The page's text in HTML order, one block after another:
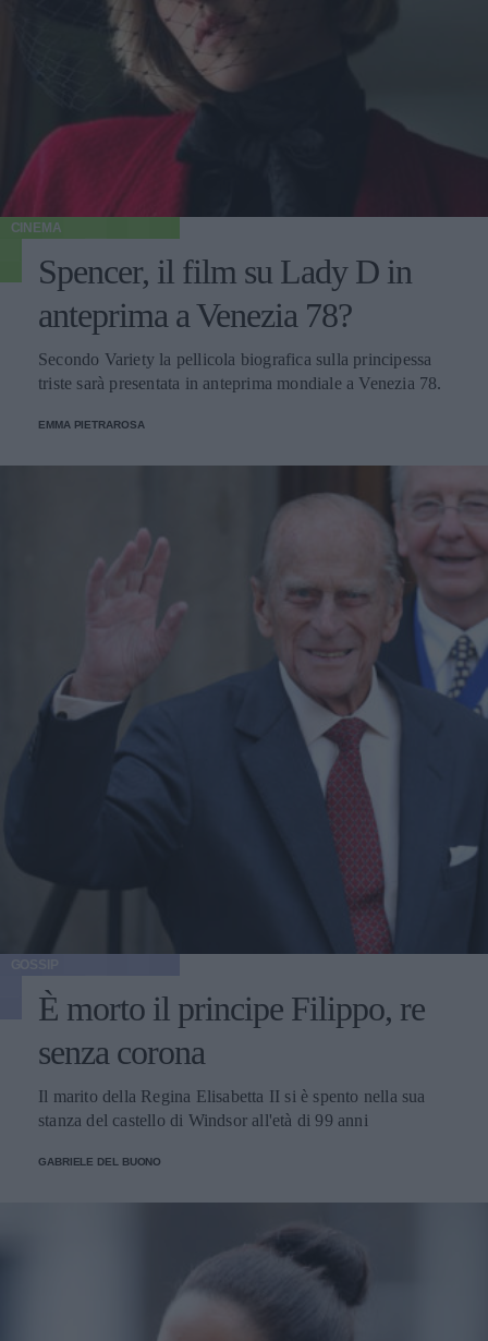
CINEMA
Spencer, il film su Lady D in
anteprima a Venezia 78?
Secondo Variety la pellicola biografica sulla principessa
triste sarà presentata in anteprima mondiale a Venezia 78.
EMMA PIETRAROSA
È morto il principe Filippo, re
senza corona
Il marito della Regina Elisabetta II si è spento nella sua
stanza del castello di Windsor all'età di 99 anni
GABRIELE DEL BUONO